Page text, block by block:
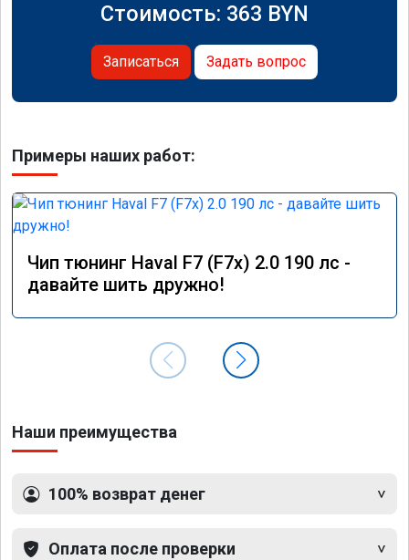
Стоимость: 363 BYN
Записаться Задать вопрос
Примеры наших работ:
Чип тюнинг Haval F7 (F7x) 2.0 190 лс -
давайте шить дружно!
Наши преимущества
100% возврат денег
Оплата после проверки